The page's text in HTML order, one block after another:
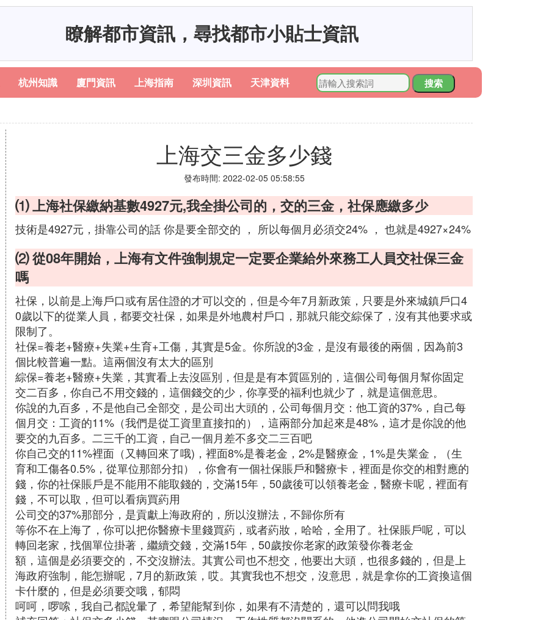
瞭解都市資訊，尋找都市小貼士資訊
杭州知識 廈門資訊 上海指南 深圳資訊 天津資料
搜索
上海交三金多少錢
發布時間: 2022-02-05 05:58:55
⑴ 上海社保繳納基數4927元,我全掛公司的，交的三金，社保應繳多少
技術是4927元，掛靠公司的話 你是要全部交的 ， 所以每個月必須交24% ， 也就是4927×24%
⑵ 從08年開始，上海有文件強制規定一定要企業給外來務工人員交社保三金
嗎
社保，以前是上海戶口或有居住證的才可以交的，但是今年7月新政策，只要是外來城鎮戶口4
0歲以下的從業人員，都要交社保，如果是外地農村戶口，那就只能交綜保了，沒有其他要求或
限制了。
社保=養老+醫療+失業+生育+工傷，其實是5金。你所說的3金，是沒有最後的兩個，因為前3
個比較普遍一點。這兩個沒有太大的區別
綜保=養老+醫療+失業，其實看上去沒區別，但是是有本質區別的，這個公司每個月幫你固定
交二百多，你自己不用交錢的，這個錢交的少，你享受的福利也就少了，就是這個意思。
你說的九百多，不是他自己全部交，是公司出大頭的，公司每個月交：他工資的37%，自己每
個月交：工資的11%（我們是從工資里直接扣的），這兩部分加起來是48%，這才是你說的他
要交的九百多。二三千的工資，自己一個月差不多交二三百吧
你自己交的11%裡面（又轉回來了哦)，裡面8%是養老金，2%是醫療金，1%是失業金，（生
育和工傷各0.5%，從單位那部分扣），你會有一個社保賬戶和醫療卡，裡面是你交的相對應的
錢，你的社保賬戶是不能用不能取錢的，交滿15年，50歲後可以領養老金，醫療卡呢，裡面有
錢，不可以取，但可以看病買葯用
公司交的37%那部分，是貢獻上海政府的，所以沒辦法，不歸你所有
等你不在上海了，你可以把你醫療卡里錢買葯，或者葯妝，哈哈，全用了。社保賬戶呢，可以
轉回老家，找個單位掛著，繼續交錢，交滿15年，50歲按你老家的政策發你養老金
額，這個是必須要交的，不交沒辦法。其實公司也不想交，他要出大頭，也很多錢的，但是上
海政府強制，能怎辦呢，7月的新政策，哎。其實我也不想交，沒意思，就是拿你的工資換這個
卡什麼的，但是必須要交哦，郁悶
呵呵，啰嗦，我自己都說暈了，希望能幫到你，如果有不清楚的，還可以問我哦